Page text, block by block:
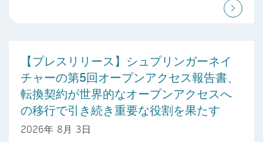
【プレスリリース】シュプリンガーネイ
チャーの第5回オープンアクセス報告書、
転換契約が世界的なオープンアクセスへ
の移行で引き続き重要な役割を果たす
2026年 8月 3日